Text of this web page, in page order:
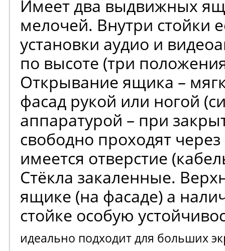
Имеет два выдвижных
мелочей. Внутри стойки
установки аудио и
по высоте (три
Открывание ящика –
фасад рукой или ногой
аппаратурой – при
свободно проходят
имеется отверстие
Стёкла закаленные.
ящике (на фасаде) а
стойке особую
идеально подходит для больших